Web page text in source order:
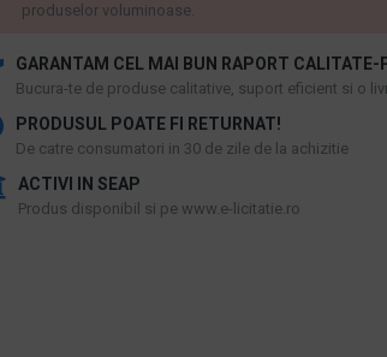
GARANTAM CEL MAI BUN RAPORT CALITATE-
​Bucura-te de produse calitative, suport eficient si o
PRODUSUL POATE FI RETURNAT!
De catre consumatori in 30 de zile de la achizitie
ACTIVI IN SEAP
Produs disponibil si pe www.e-licitatie.ro
produselor voluminoase.